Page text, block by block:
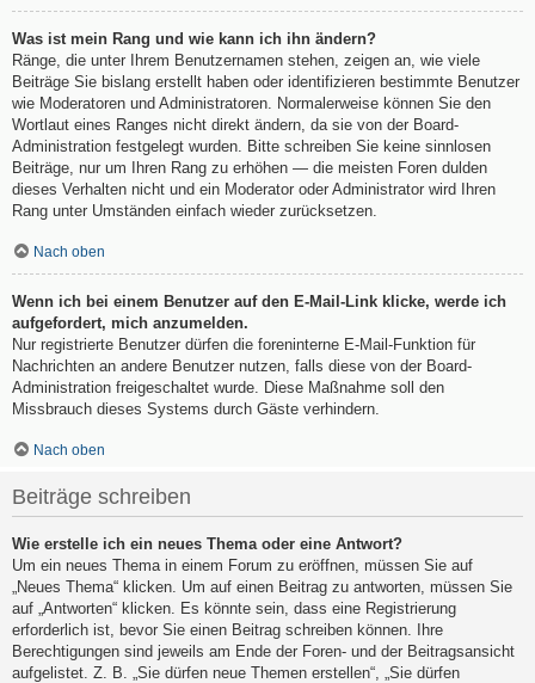
Was ist mein Rang und wie kann ich ihn ändern?
Ränge, die unter Ihrem Benutzernamen stehen, zeigen an, wie viele
Beiträge Sie bislang erstellt haben oder identifizieren bestimmte Benutzer
wie Moderatoren und Administratoren. Normalerweise können Sie den
Wortlaut eines Ranges nicht direkt ändern, da sie von der Board-
Administration festgelegt wurden. Bitte schreiben Sie keine sinnlosen
Beiträge, nur um Ihren Rang zu erhöhen — die meisten Foren dulden
dieses Verhalten nicht und ein Moderator oder Administrator wird Ihren
Rang unter Umständen einfach wieder zurücksetzen.
Nach oben
Wenn ich bei einem Benutzer auf den E-Mail-Link klicke, werde ich
aufgefordert, mich anzumelden.
Nur registrierte Benutzer dürfen die foreninterne E-Mail-Funktion für
Nachrichten an andere Benutzer nutzen, falls diese von der Board-
Administration freigeschaltet wurde. Diese Maßnahme soll den
Missbrauch dieses Systems durch Gäste verhindern.
Nach oben
Beiträge schreiben
Wie erstelle ich ein neues Thema oder eine Antwort?
Um ein neues Thema in einem Forum zu eröffnen, müssen Sie auf
„Neues Thema“ klicken. Um auf einen Beitrag zu antworten, müssen Sie
auf „Antworten“ klicken. Es könnte sein, dass eine Registrierung
erforderlich ist, bevor Sie einen Beitrag schreiben können. Ihre
Berechtigungen sind jeweils am Ende der Foren- und der Beitragsansicht
aufgelistet. Z. B. „Sie dürfen neue Themen erstellen“, „Sie dürfen